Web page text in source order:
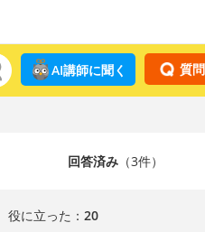
質
AI講師に聞く
回答済み（3件）
役に立った： 20